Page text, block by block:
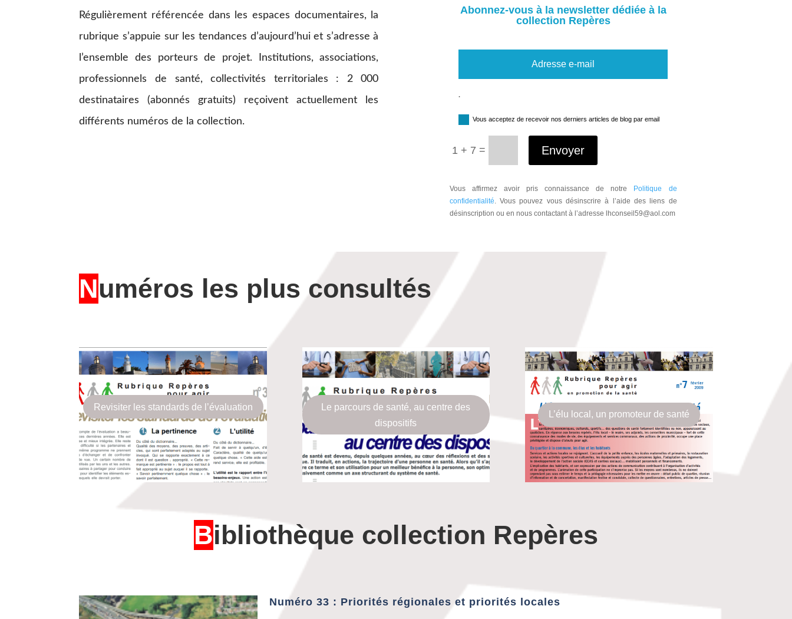
Régulièrement référencée dans les espaces documentaires, la
rubrique s’appuie sur les tendances d’aujourd’hui et s’adresse à
l’ensemble des porteurs de projet. Institutions, associations,
professionnels de santé, collectivités territoriales : 2 000
destinataires (abonnés gratuits) reçoivent actuellement les
différents numéros de la collection.
Abonnez-vous à la newsletter dédiée à la
collection Repères
.
Vous acceptez de recevoir nos derniers articles de blog par email
1 + 7 = Envoyer
Vous affirmez avoir pris connaissance de notre Politique de
confidentialité. Vous pouvez vous désinscrire à l’aide des liens de
désinscription ou en nous contactant à l’adresse lhconseil59@aol.com
Numéros les plus consultés
Revisiter les standards de l’évaluation
Le parcours de santé, au centre des
dispositifs
L’élu local, un promoteur de santé
Bibliothèque collection Repères
Numéro 33 : Priorités régionales et priorités locales